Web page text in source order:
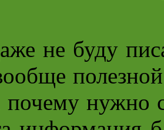
не буду
почему нужно